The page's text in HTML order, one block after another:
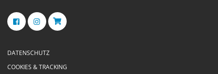
DATENSCHUTZ
COOKIES & TRACKING